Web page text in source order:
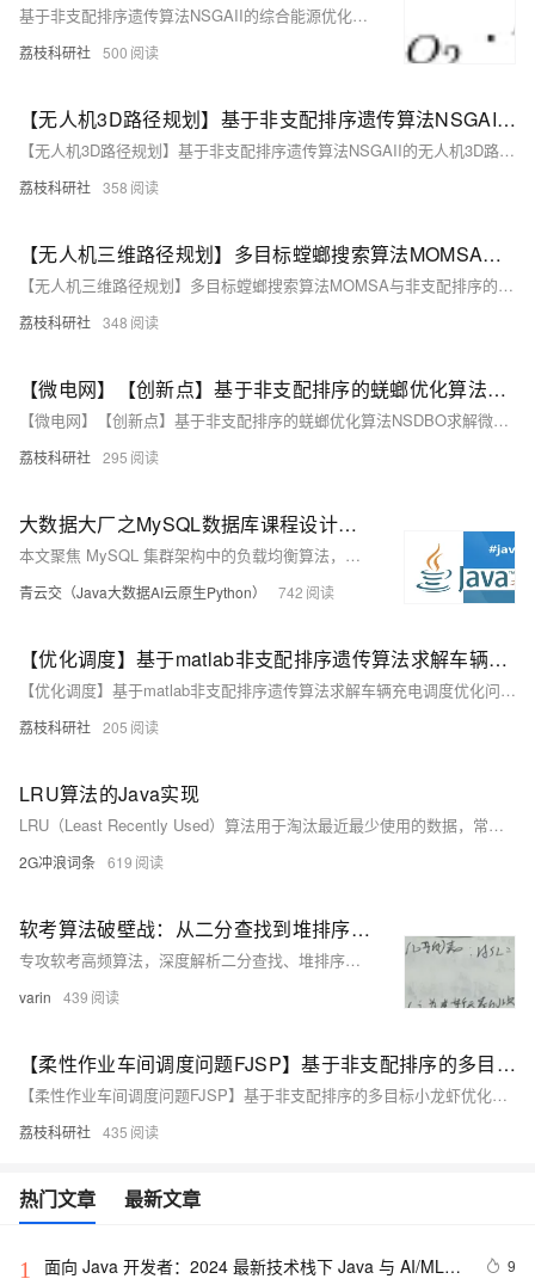
基于非支配排序遗传算法NSGAII的综合能源优化调度（Matlab代码实现）
荔枝科研社 500
【无人机3D路径规划】基于非支配排序遗传算法NSGAII的无人机3D路径规划研究（Matlab代码实现）
【无人机3D路径规划】基于非支配排序遗传算法NSGAII的无人机3D路径规划研究（Matlab代码实现）
荔枝科研社 358
【无人机三维路径规划】多目标螳螂搜索算法MOMSA与非支配排序的鲸鱼优化算法NSWOA求解无人机三维路径规划研究（Matlab代码实现）
【无人机三维路径规划】多目标螳螂搜索算法MOMSA与非支配排序的鲸鱼优化算法NSWOA求解无人机三维路径规划研究（Matlab代码实现）
荔枝科研社 348
【微电网】【创新点】基于非支配排序的蜣螂优化算法NSDBO求解微电网多目标优化调度研究(Matlab代码实现)
【微电网】【创新点】基于非支配排序的蜣螂优化算法NSDBO求解微电网多目标优化调度研究(Matlab代码实现)
荔枝科研社 295
大数据大厂之MySQL数据库课程设计：揭秘MySQL集群架构负载均衡核心算法：从理论到Java代码实战，让你的数据库性能飙升！
本文聚焦 MySQL 集群架构中的负载均衡算法，阐述其重要性。详细介绍轮询、加权轮询、最少连接、加权最少连接、随机、源地址哈希等常用算法，分析各自优缺点及适用场景。并提供 Java 语言代码实现示例，助力直观理解。文章结构清晰，语言通俗易懂，对理解和应用负载均衡算法具有实用价值和参考价值。
青云交（Java大数据AI云原生Python） 742
【优化调度】基于matlab非支配排序遗传算法求解车辆充电调度优化问题研究（Matlab代码实现）
【优化调度】基于matlab非支配排序遗传算法求解车辆充电调度优化问题研究（Matlab代码实现）
荔枝科研社 205
LRU算法的Java实现
LRU（Least Recently Used）算法用于淘汰最近最少使用的数据，常应用于内存管理策略中。在Redis中，通过`maxmemory-policy`配置实现不同淘汰策略，如`allkeys-lru`和`volatile-lru`等，采用采样方式近似LRU以优化性能。Java中可通过`LinkedHashMap`轻松实现LRUCache，利用其`accessOrder`特性和`removeEldestEntry`方法完成缓存淘汰逻辑，代码简洁高效。
2G冲浪词条 619
软考算法破壁战：从二分查找到堆排序，九大排序核心速通指南
专攻软考高频算法，深度解析二分查找、堆排序、快速排序核心技巧，对比九大排序算法，配套动画与真题，7天掌握45%分值模块。
varin 439
【柔性作业车间调度问题FJSP】基于非支配排序的多目标小龙虾优化算法求解柔性作业车间调度问题FJSP研究（Matlab代码实现）
【柔性作业车间调度问题FJSP】基于非支配排序的多目标小龙虾优化算法求解柔性作业车间调度问题FJSP研究（Matlab代码实现）
荔枝科研社 435
热门文章 最新文章
1
面向 Java 开发者：2024 最新技术栈下 Java 与 AI/ML
9